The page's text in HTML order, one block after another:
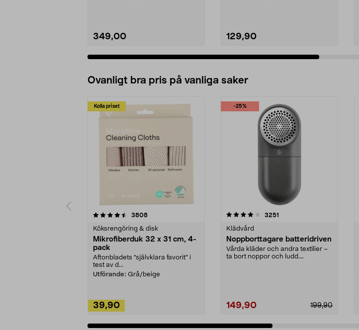
349,00 129,90
Ovanligt bra pris på vanliga saker
Kolla priset
3808recensioner
Köksrengöring & disk
Mikrofiberduk 32 x 31 cm, 4-
pack
Aftonbladets "självklara favorit” i
test av d...
Utförande: Grå/beige
39,90
-25%
4.0av 5 stjärnor 3251
Klädvård
Noppborttagare batteridriven
Vårda kläder och andra textilier –
ta bort noppor och ludd.
199,90
149,90
4.5av 5 stjärnor